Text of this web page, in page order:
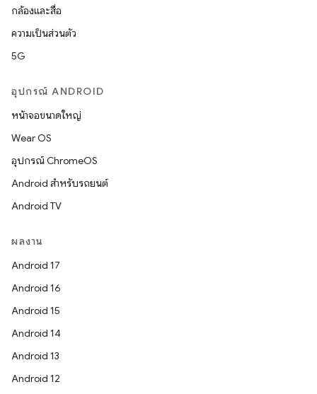
กล้องและสื่อ
ความเป็นส่วนตัว
5G
อุปกรณ์ ANDROID
หน้าจอขนาดใหญ่
Wear OS
อุปกรณ์ ChromeOS
Android สำหรับรถยนต์
Android TV
ผลงาน
Android 17
Android 16
Android 15
Android 14
Android 13
Android 12